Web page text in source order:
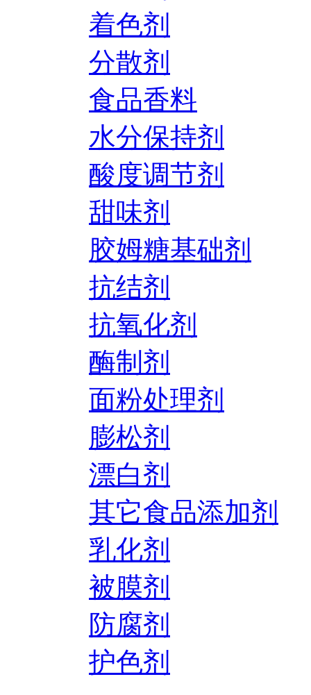
着色剂
分散剂
食品香料
水分保持剂
酸度调节剂
甜味剂
胶姆糖基础剂
抗结剂
抗氧化剂
酶制剂
面粉处理剂
膨松剂
漂白剂
其它食品添加剂
乳化剂
被膜剂
防腐剂
护色剂